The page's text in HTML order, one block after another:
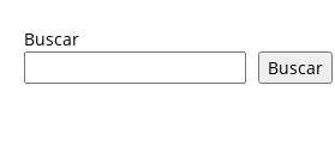
Buscar
Buscar